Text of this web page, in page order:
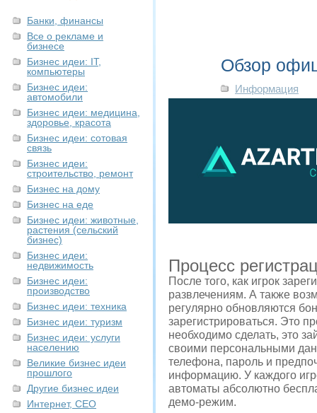
Банки, финансы
Все о рекламе и
бизнесе
Бизнес идеи: IT,
компьютеры
Бизнес идеи:
автомобили
Бизнес идеи: медицина,
здоровье, красота
Бизнес идеи: сотовая
связь
Бизнес идеи:
строительство, ремонт
Бизнес на дому
Бизнес на еде
Бизнес идеи: животные,
растения (сельский
бизнес)
Бизнес идеи:
недвижимость
Бизнес идеи:
производство
Бизнес идеи: техника
Бизнес идеи: туризм
Бизнес идеи: услуги
населению
Великие бизнес идеи
прошлого
Другие бизнес идеи
Интернет, СЕО
Обзор
Информация
Процесс
После того, как игрок
развлечениям. А также
регулярно обновляются
зарегистрироваться. Это
необходимо сделать, это
своими персональными
телефона, пароль и
информацию. У каждого
автоматы абсолютно
демо-режим.